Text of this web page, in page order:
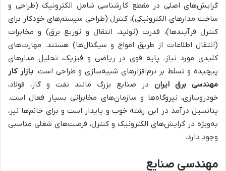
گرایش‌های اصلی در مقطع کارشناسی شامل الکترونیک (طراحی و
ساخت مدارهای الکترونیکی)، کنترل (طراحی سیستم‌های خودکار برای
کنترل فرآیندها)، قدرت (تولید، انتقال و توزیع برق) و مخابرات
(انتقال اطلاعات از طریق امواج و سیگنال‌ها) هستند. مهارت‌های
کلیدی مورد نیاز، پایه قوی در ریاضی و فیزیک، تحلیل مدارهای
پیچیده و تسلط بر نرم‌افزارهای شبیه‌سازی و طراحی است.بازار کار
مهندسی برق ایران در صنایع بزرگ مانند نفت و گاز، فولاد،
خودروسازی، نیروگاه‌ها و سازمان‌های مخابراتی بسیار فعال است.
پتانسیل درآمد در این رشته خوب و پایدار است و برای خانم‌ها نیز،
به‌ویژه در گرایش‌های الکترونیک و کنترل، فرصت‌های شغلی مناسبی
وجود دارد.
مهندسی صنایع